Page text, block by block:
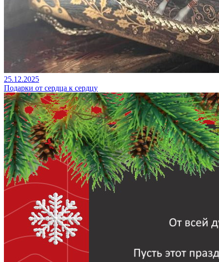
25.12.2025
Подарки от сердца к сердцу